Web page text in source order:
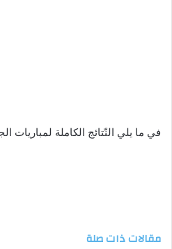
في ما يلي النّتائج الكاملة لمباريات
مقالات ذات صلة